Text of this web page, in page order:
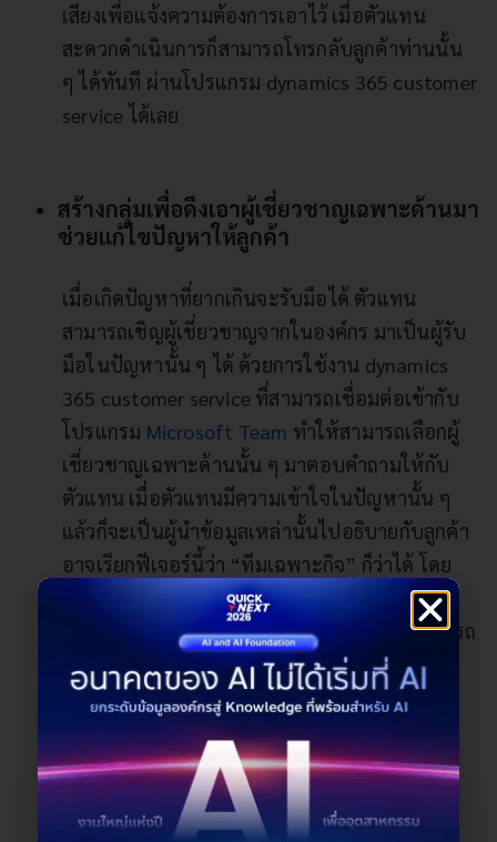
เสียงเพื่อแจ้งความต้องการเอาไว้ เมื่อตัวแทน
สะดวกดำเนินการก็สามารถโทรกลับลูกค้าท่านนั้น
ๆ ได้ทันที ผ่านโปรแกรม dynamics 365 customer
service ได้เลย
สร้างกลุ่มเพื่อดึงเอาผู้เชี่ยวชาญเฉพาะด้านมา
ช่วยแก้ไขปัญหาให้ลูกค้า
เมื่อเกิดปัญหาที่ยากเกินจะรับมือได้ ตัวแทน
สามารถเชิญผู้เชี่ยวชาญจากในองค์กร มาเป็นผู้รับ
มือในปัญหานั้น ๆ ได้ ด้วยการใช้งาน dynamics
365 customer service ที่สามารถเชื่อมต่อเข้ากับ
โปรแกรม Microsoft Team ทำให้สามารถเลือกผู้
เชี่ยวชาญเฉพาะด้านนั้น ๆ มาตอบคำถามให้กับ
ตัวแทน เมื่อตัวแทนมีความเข้าใจในปัญหานั้น ๆ
แล้วก็จะเป็นผู้นำข้อมูลเหล่านั้นไปอธิบายกับลูกค้า
อาจเรียกฟีเจอร์นี้ว่า “ทีมเฉพาะกิจ” ก็ว่าได้ โดย
การทำงานของ Microsoft dynamics 365
customer service เมื่อใช้ร่วมกับ Team จะสามารถ
ระบุได้เลยว่าใครที่มีความเชี่ยวชาญด้านไหนบ้าง
เราไม่จำเป็นต้องตามหาด้วยตนเองให้เสียเวลา
แม้แต่นิดเดียว
Quick Suggest